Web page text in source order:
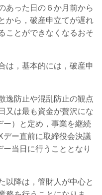
あった日の６か月前から
から，破産申立てが遅れ
ことができなくなるおそ
は，基本的には，破産申
逸防止や混乱防止の観点
又は最も資金が贅沢にな
ー）と定め，事業を継続
デー直前に取締役会決議
当日に行うこととなり
以降は，管財人が中心と